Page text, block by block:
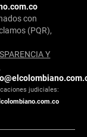
con
(PQR),
Y
judiciales: